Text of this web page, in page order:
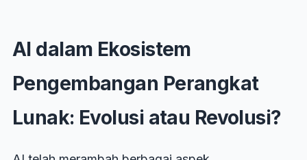
AI dalam Ekosistem
Pengembangan Perangkat
Lunak: Evolusi atau Revolusi?